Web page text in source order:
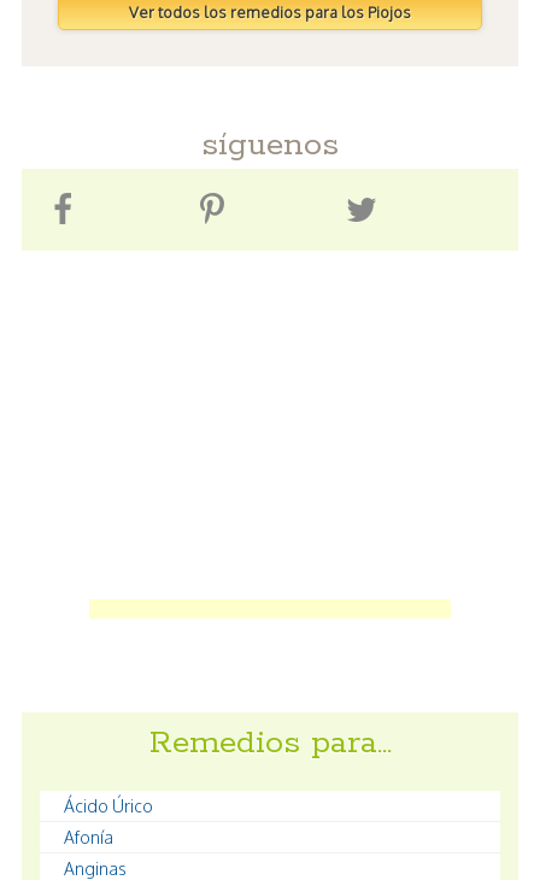
Ver todos los remedios para los Piojos
síguenos
Remedios para…
Ácido Úrico
Afonía
Anginas